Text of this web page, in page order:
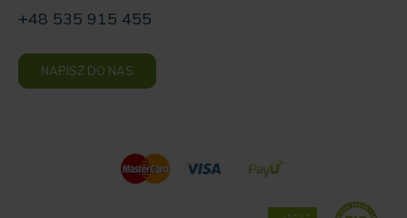
+48 535 915 455
NAPISZ DO NAS